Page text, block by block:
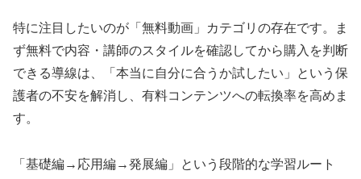
特に注目したいのが「無料動画」カテゴリの存在です。ま
ず無料で内容・講師のスタイルを確認してから購入を判断
できる導線は、「本当に自分に合うか試したい」という保
護者の不安を解消し、有料コンテンツへの転換率を高めま
す。
「基礎編→応用編→発展編」という段階的な学習ルート